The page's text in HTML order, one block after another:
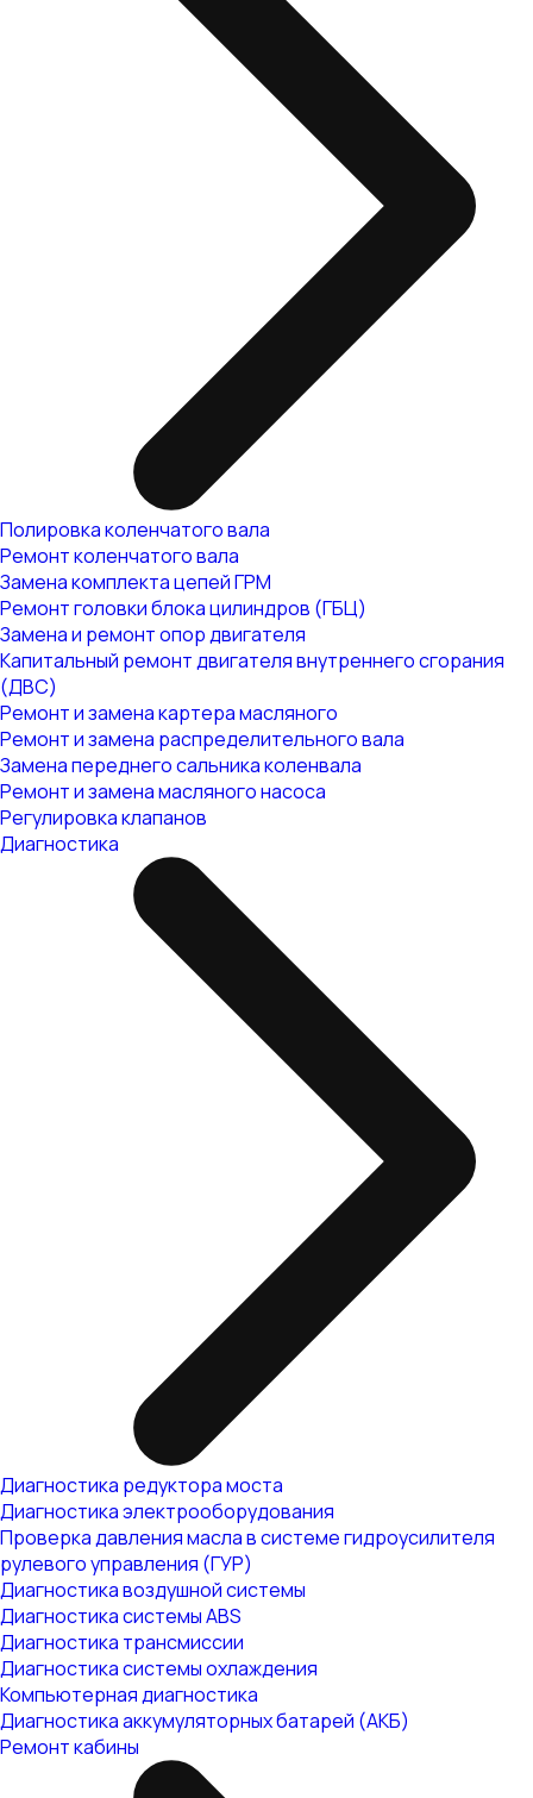
Полировка коленчатого вала
Ремонт коленчатого вала
Замена комплекта цепей ГРМ
Ремонт головки блока цилиндров (ГБЦ)
Замена и ремонт опор двигателя
Капитальный ремонт двигателя внутреннего сгорания
(ДВС)
Ремонт и замена картера масляного
Ремонт и замена распределительного вала
Замена переднего сальника коленвала
Ремонт и замена масляного насоса
Регулировка клапанов
Диагностика
Диагностика редуктора моста
Диагностика электрооборудования
Проверка давления масла в системе гидроусилителя
рулевого управления (ГУР)
Диагностика воздушной системы
Диагностика системы ABS
Диагностика трансмиссии
Диагностика системы охлаждения
Компьютерная диагностика
Диагностика аккумуляторных батарей (АКБ)
Ремонт кабины